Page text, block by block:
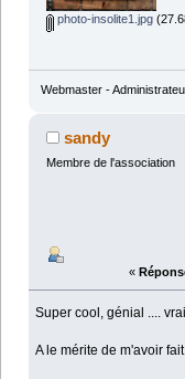
photo-insolite1.jpg
Webmaster -
sandy
Membre de l'association
«
Super cool, génial ....
A le mérite de m'avoir